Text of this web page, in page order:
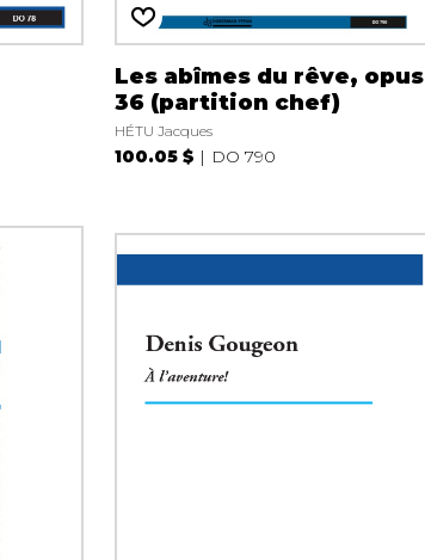
Les abîmes du rêve, opus
36 (partition chef)
HÉTU Jacques
100.05 $ DO 790